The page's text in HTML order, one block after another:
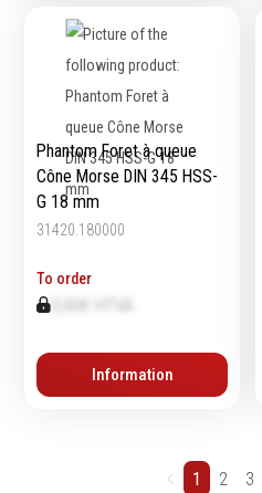
Phantom Foret à queue
Cône Morse DIN 345 HSS-
G 18 mm
31420.180000
To order
0,00€ HTVA
Information
1 2 3